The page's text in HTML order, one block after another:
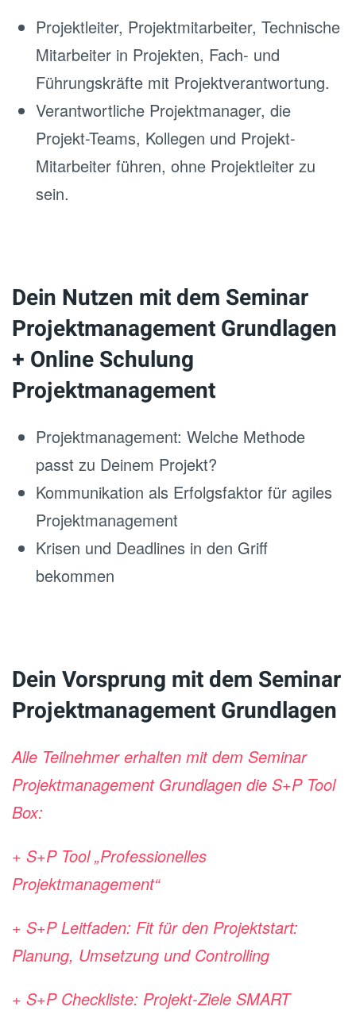
Projektleiter, Projektmitarbeiter, Technische
Mitarbeiter in Projekten, Fach- und
Führungskräfte mit Projektverantwortung.
Verantwortliche Projektmanager, die
Projekt-Teams, Kollegen und Projekt-
Mitarbeiter führen, ohne Projektleiter zu
sein.
Dein Nutzen mit dem Seminar
Projektmanagement Grundlagen
+ Online Schulung
Projektmanagement
Projektmanagement: Welche Methode
passt zu Deinem Projekt?
Kommunikation als Erfolgsfaktor für agiles
Projektmanagement
Krisen und Deadlines in den Griff
bekommen
Dein Vorsprung mit dem Seminar
Projektmanagement Grundlagen
Alle Teilnehmer erhalten mit dem Seminar
Projektmanagement Grundlagen die S+P Tool
Box:
+ S+P Tool „Professionelles
Projektmanagement“
+ S+P Leitfaden: Fit für den Projektstart:
Planung, Umsetzung und Controlling
+ S+P Checkliste: Projekt-Ziele SMART